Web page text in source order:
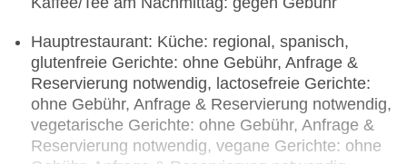
Hauptrestaurant: Küche: regional, spanisch,
glutenfreie Gerichte: ohne Gebühr, Anfrage &
Reservierung notwendig, lactosefreie Gerichte:
ohne Gebühr, Anfrage & Reservierung notwendig,
vegetarische Gerichte: ohne Gebühr, Anfrage &
Reservierung notwendig, vegane Gerichte: ohne